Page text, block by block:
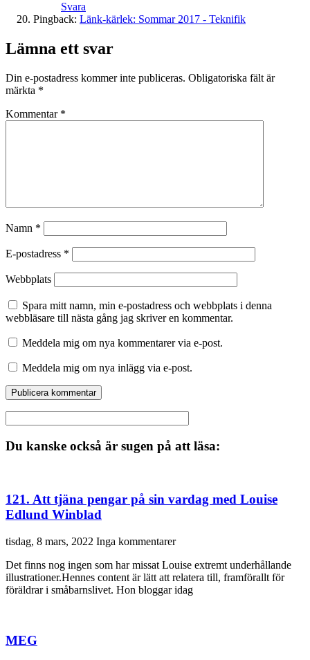
Svara
Pingback: Länk-kärlek: Sommar 2017 - Teknifik
Lämna ett svar
Din e-postadress kommer inte publiceras. Obligatoriska fält är
märkta *
Kommentar *
Namn *
E-postadress *
Webbplats
Spara mitt namn, min e-postadress och webbplats i denna
webbläsare till nästa gång jag skriver en kommentar.
Meddela mig om nya kommentarer via e-post.
Meddela mig om nya inlägg via e-post.
Du kanske också är sugen på att läsa:
121. Att tjäna pengar på sin vardag med Louise
Edlund Winblad
tisdag, 8 mars, 2022 Inga kommentarer
Det finns nog ingen som har missat Louise extremt underhållande
illustrationer.Hennes content är lätt att relatera till, framförallt för
föräldrar i småbarnslivet. Hon bloggar idag
MEG